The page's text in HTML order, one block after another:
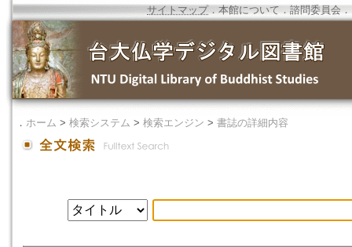
サイトマップ．本館について ． 諮問委員会 ．
． ホーム > 検索システム > 検索エンジン > 書誌の詳細内容